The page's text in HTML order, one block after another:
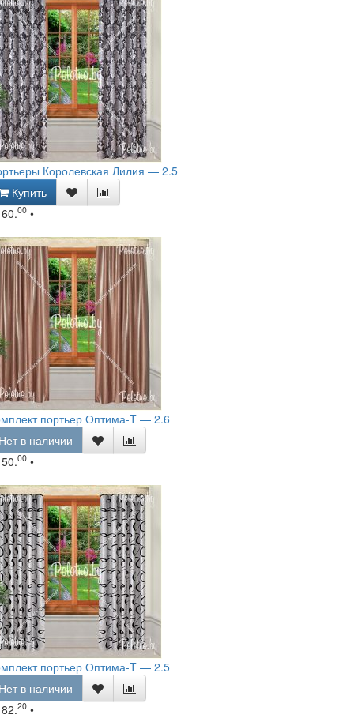
Королевская Лилия — 2.5
Купить
00 •
портьер Оптима-T — 2.6
в наличии
00 •
портьер Оптима-T — 2.5
в наличии
20 •